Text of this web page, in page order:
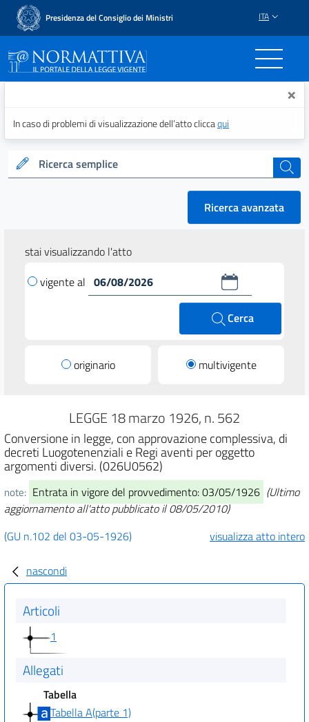
Presidenza del Consiglio dei Ministri ITA
Normattiva - Il portale ×
In caso di problemi di visualizzazione dell’atto cliccaqui
Ricerca semplice cerca
Ricerca avanzata
stai visualizzando l'atto
vigente al
Cerca
originario multivigente
LEGGE 18 marzo 1926, n. 562
Conversione in legge, con approvazione complessiva, di
decreti Luogotenenziali e Regi aventi per oggetto
argomenti diversi. (026U0562)
note: Entrata in vigore del provvedimento: 03/05/1926 (Ultimo
aggiornamento all'atto pubblicato il 08/05/2010)
(GU n.102 del 03-05-1926)
visualizza atto intero
nascondi
Articoli
1
Allegati
Tabella
Tabella A(parte 1)